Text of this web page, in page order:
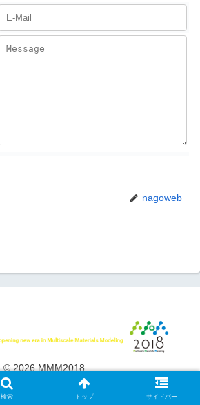
nagoweb
© 2026 MMM2018.
検索 トップ サイドバー